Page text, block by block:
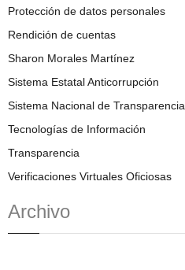
Protección de datos personales
Rendición de cuentas
Sharon Morales Martínez
Sistema Estatal Anticorrupción
Sistema Nacional de Transparencia
Tecnologías de Información
Transparencia
Verificaciones Virtuales Oficiosas
Archivo